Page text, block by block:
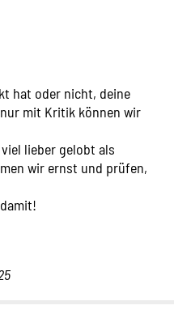
hat oder nicht, deine
mit Kritik können wir
lieber gelobt als
wir ernst und prüfen,